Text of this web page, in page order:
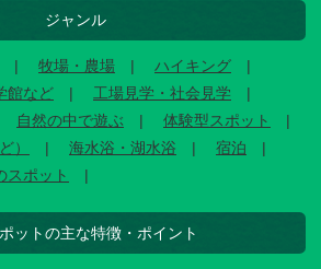
ジャンル
牧場・農場
ハイキング
館など
工場見学・社会見学
自然の中で遊ぶ
体験型スポット
）
海水浴・湖水浴
宿泊
スポット
ットの主な特徴・ポイント